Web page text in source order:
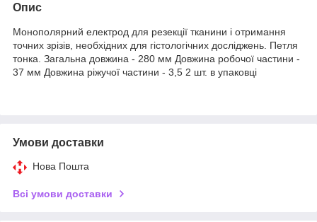
Опис
Монополярний електрод для резекції тканини і отримання
точних зрізів, необхідних для гістологічних досліджень. Петля
тонка. Загальна довжина - 280 мм Довжина робочої частини -
37 мм Довжина ріжучої частини - 3,5 2 шт. в упаковці
Умови доставки
Нова Пошта
Всі умови доставки